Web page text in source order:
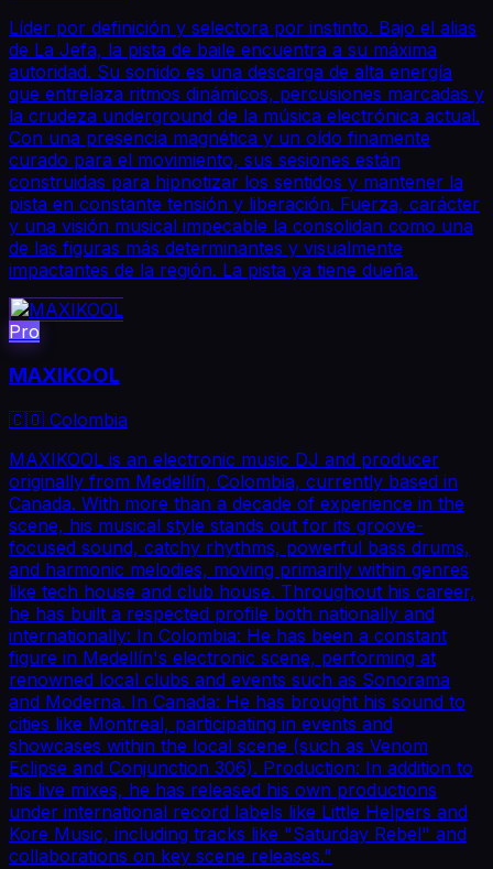
Líder por definición y selectora por instinto. Bajo el alias
de La Jefa, la pista de baile encuentra a su máxima
autoridad. Su sonido es una descarga de alta energía
que entrelaza ritmos dinámicos, percusiones marcadas y
la crudeza underground de la música electrónica actual.
Con una presencia magnética y un oído finamente
curado para el movimiento, sus sesiones están
construidas para hipnotizar los sentidos y mantener la
pista en constante tensión y liberación. Fuerza, carácter
y una visión musical impecable la consolidan como una
de las figuras más determinantes y visualmente
impactantes de la región. La pista ya tiene dueña.
Pro
MAXIKOOL
🇨🇴 Colombia
MAXIKOOL is an electronic music DJ and producer
originally from Medellín, Colombia, currently based in
Canada. With more than a decade of experience in the
scene, his musical style stands out for its groove-
focused sound, catchy rhythms, powerful bass drums,
and harmonic melodies, moving primarily within genres
like tech house and club house. Throughout his career,
he has built a respected profile both nationally and
internationally: In Colombia: He has been a constant
figure in Medellín's electronic scene, performing at
renowned local clubs and events such as Sonorama
and Moderna. In Canada: He has brought his sound to
cities like Montreal, participating in events and
showcases within the local scene (such as Venom
Eclipse and Conjunction 306). Production: In addition to
his live mixes, he has released his own productions
under international record labels like Little Helpers and
Kore Music, including tracks like "Saturday Rebel" and
collaborations on key scene releases."